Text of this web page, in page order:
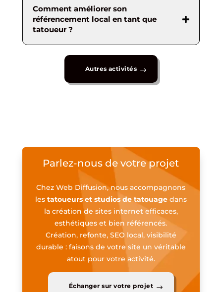
Comment améliorer son
référencement local en tant que
tatoueur ?
Autres activités
Parlez-nous de votre projet
Chez Web Diffusion, nous accompagnons
les tatoueurs et studios de tatouagedans
la création de sites internet efficaces,
esthétiques et bien référencés.
Création, refonte, SEO local, visibilité
durable : faisons de votre site un véritable
atout pour votre activité.
Échanger sur votre projet